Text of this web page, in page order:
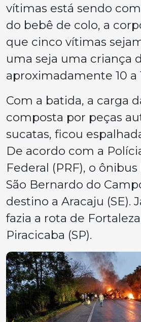
vítimas está sendo
do bebê de colo, a
que cinco vítimas
uma seja uma criança
aproximadamente 10 a
Com a batida, a carga
composta por peças
sucatas, ficou
De acordo com a
Federal (PRF), o
São Bernardo do
destino a Aracaju (SE).
fazia a rota de
Piracicaba (SP).